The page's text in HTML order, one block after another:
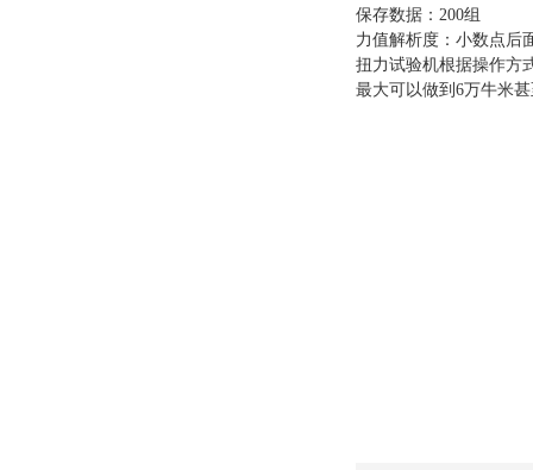
保存数据： 200组
力值解析度：小数点后
扭力试验机根据操作方
最大可以做到 6万牛米